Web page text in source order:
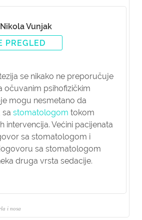
Vunjak
PREGLED
se nikako ne preporučuje
očuvanim psihofizičkim
mogu nesmetano da
sa stomatologom tokom
intervencija. Većini pacijenata
sa stomatologom i
sa stomatologom
druga vrsta sedacije.
i nosa